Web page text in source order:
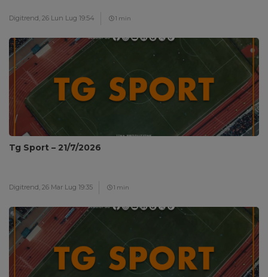
Digitrend, 26 Lun Lug 19:54 1 min
Tg Sport – 21/7/2026
Digitrend, 26 Mar Lug 19:35 1 min